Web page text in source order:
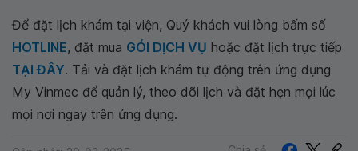
Để đặt lịch khám tại viện, Quý khách vui lòng bấm số
HOTLINE, đặt mua GÓI DỊCH VỤ hoặc đặt lịch trực tiếp
TẠI ĐÂY. Tải và đặt lịch khám tự động trên ứng dụng
My Vinmec để quản lý, theo dõi lịch và đặt hẹn mọi lúc
mọi nơi ngay trên ứng dụng.